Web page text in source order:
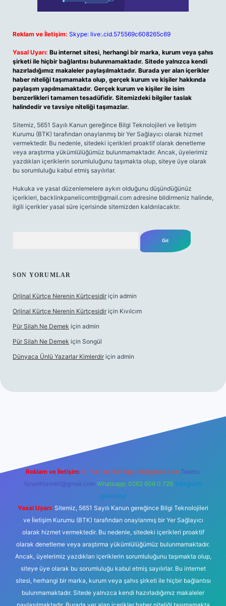
Reklam ve İletişim: Skype: live:.cid.575569c608265c69
Yasal Uyarı: Bu internet sitesi, herhangi bir marka, kurum veya şahıs
şirketi ile hiçbir bağlantısı bulunmamaktadır. Sitede yalnızca kendi
hazırladığımız makaleler paylaşılmaktadır. Burada yer alan içerikler
haber niteliği taşımamakta olup, gerçek kurum ve kişiler hakkında
paylaşım yapılmamaktadır. Gerçek kurum ve kişiler ile isim
benzerlikleri tamamen tesadüfidir. Sitemizdeki bilgiler taslak
halindedir ve tavsiye niteliği taşımazlar.
Sitemiz, 5651 Sayılı Kanun gereğince Bilgi Teknolojileri ve İletişim
Kurumu (BTK) tarafından onaylanmış bir Yer Sağlayıcı olarak hizmet
vermektedir. Bu nedenle, sitedeki içerikleri proaktif olarak denetleme
veya araştırma yükümlülüğümüz bulunmamaktadır. Ancak, üyelerimiz
yazdıkları içeriklerin sorumluluğunu taşımakta olup, siteye üye olarak
bu sorumluluğu kabul etmiş sayılırlar.
Hukuka ve yasal düzenlemelere aykırı olduğunu düşündüğünüz
içerikleri, backlinkpanelicomtr@gmail.com adresine bildirmeniz halinde,
ilgili içerikler yasal süre içerisinde sitemizden kaldırılacaktır.
SON YORUMLAR
Orjinal Kürtçe Nerenin Kürtçesidir için admin
Orjinal Kürtçe Nerenin Kürtçesidir için Kıvılcım
Pür Silah Ne Demek için admin
Pür Silah Ne Demek için Songül
Dünyaca Ünlü Yazarlar Kimlerdir için admin
Reklam ve İletişim: E-mail: backlinkpaneli@gmail.com Teams:
forumhizmeti@gmail.com Whatsapp: 0262 606 0 726 Telegram:
@karabul
Yasal Uyarı: Sitemiz, 5651 Sayılı Kanun gereğince Bilgi Teknolojileri
ve İletişim Kurumu (BTK) tarafından onaylanmış bir Yer Sağlayıcı
olarak hizmet vermektedir. Bu nedenle, sitedeki içerikleri proaktif
olarak denetleme veya araştırma yükümlülüğümüz bulunmamaktadır.
Ancak, üyelerimiz yazdıkları içeriklerin sorumluluğunu taşımakta olup,
siteye üye olarak bu sorumluluğu kabul etmiş sayılırlar. Bu internet
sitesi, herhangi bir marka, kurum veya şahıs şirketi ile hiçbir bağlantısı
bulunmamaktadır. Sitede yalnızca kendi hazırladığımız makaleler